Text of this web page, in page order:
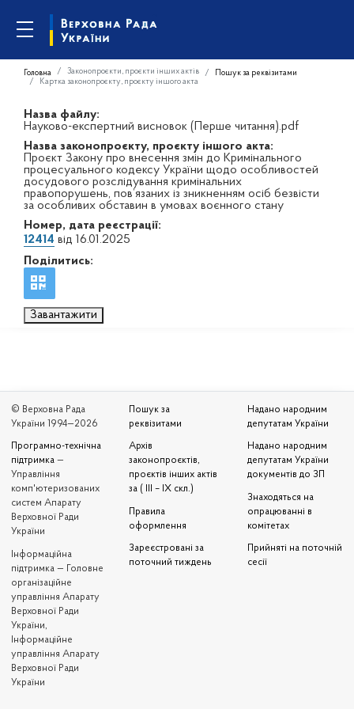
Головна Законопроєкти, проєкти інших актів
Пошук за реквізитами
Картка законопроєкту, проєкту іншого акта
Назва файлу:
Науково-експертний висновок (Перше читання).pdf
Назва законопроєкту, проєкту іншого акта:
Проєкт Закону про внесення змін до Кримінального
процесуального кодексу України щодо особливостей
досудового розслідування кримінальних
правопорушень, пов’язаних із зникненням осіб безвісти
за особливих обставин в умовах воєнного стану
Номер, дата реєстрації:
12414 від 16.01.2025
Поділитись:
Завантажити
© Верховна Рада
України 1994—2026
Програмно-технічна
підтримка —
Управління
комп'ютеризованих
систем Апарату
Верховної Ради
України
Iнформаційна
підтримка — Головне
організаційне
управління Апарату
Верховної Ради
України,
Інформаційне
управління Апарату
Верховної Ради
України
Пошук за
реквізитами
Архів
законопроєктів,
проєктів інших актів
за ( III – IX скл.)
Правила
оформлення
Зареєстровані за
поточний тиждень
Надано народним
депутатам України
Надано народним
депутатам України
документів до ЗП
Знаходяться на
опрацюванні в
комітетах
Прийняті на поточній
сесії